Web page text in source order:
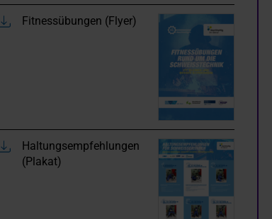
Fitnessübungen (Flyer)
Haltungsempfehlungen
(Plakat)